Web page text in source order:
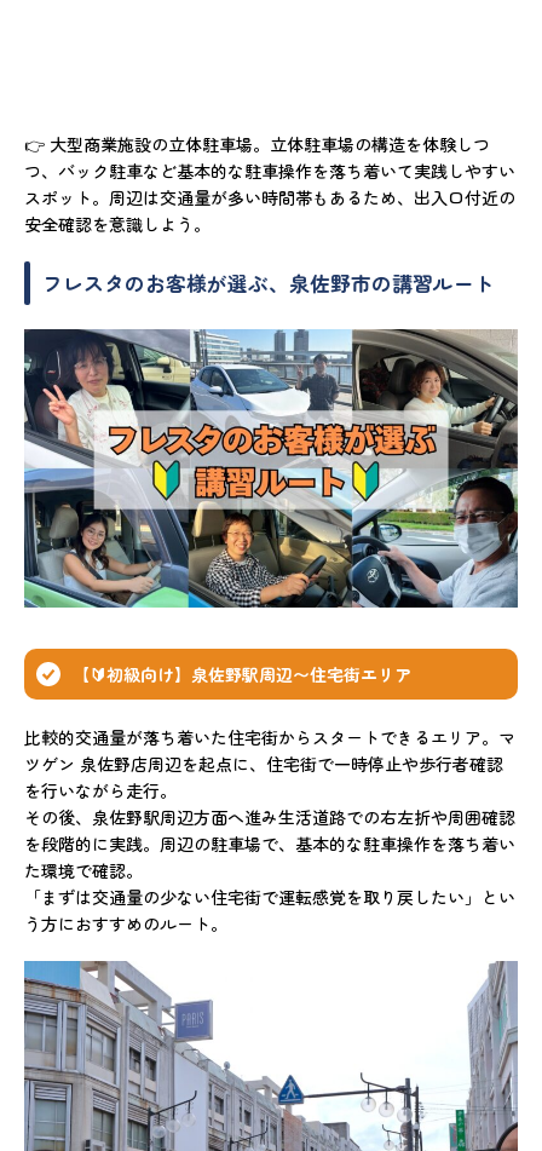
👉 大型商業施設の立体駐車場。立体駐車場の構造を体験しつ
つ、バック駐車など基本的な駐車操作を落ち着いて実践しやすい
スポット。周辺は交通量が多い時間帯もあるため、出入口付近の
安全確認を意識しよう。
フレスタのお客様が選ぶ、泉佐野市の講習ルート
【🔰初級向け】泉佐野駅周辺〜住宅街エリア
比較的交通量が落ち着いた住宅街からスタートできるエリア。マ
ツゲン 泉佐野店周辺を起点に、住宅街で一時停止や歩行者確認
を行いながら走行。
その後、泉佐野駅周辺方面へ進み生活道路での右左折や周囲確認
を段階的に実践。周辺の駐車場で、基本的な駐車操作を落ち着い
た環境で確認。
「まずは交通量の少ない住宅街で運転感覚を取り戻したい」とい
う方におすすめのルート。